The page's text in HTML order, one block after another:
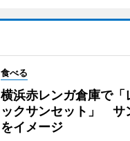
食べる
横浜赤レンガ倉庫で「
ックサンセット」 サ
をイメージ